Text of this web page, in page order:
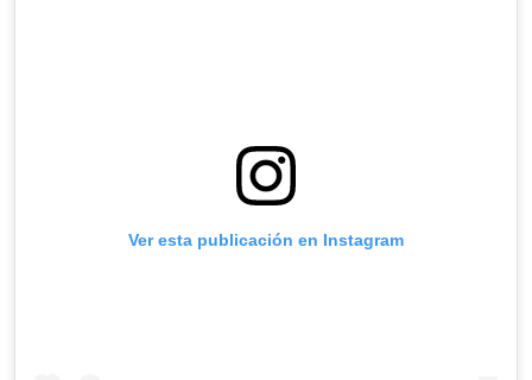
Ver esta publicación en Instagram